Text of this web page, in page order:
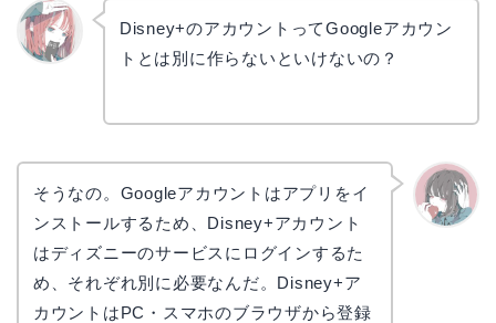
Disney+のアカウントってGoogleアカウン
トとは別に作らないといけないの？
そうなの。Googleアカウントはアプリをイ
ンストールするため、Disney+アカウント
はディズニーのサービスにログインするた
め、それぞれ別に必要なんだ。Disney+ア
カウントはPC・スマホのブラウザから登録